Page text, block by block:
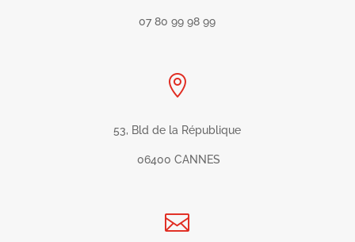
07 80 99 98 99

53, Bld de la République
06400 CANNES
